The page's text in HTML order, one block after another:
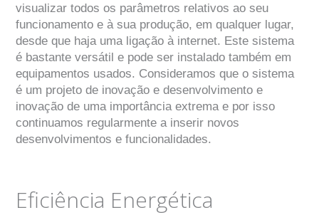
visualizar todos os parâmetros relativos ao seu
funcionamento e à sua produção, em qualquer lugar,
desde que haja uma ligação à internet. Este sistema
é bastante versátil e pode ser instalado também em
equipamentos usados. Consideramos que o sistema
é um projeto de inovação e desenvolvimento e
inovação de uma importância extrema e por isso
continuamos regularmente a inserir novos
desenvolvimentos e funcionalidades.
Eficiência Energética